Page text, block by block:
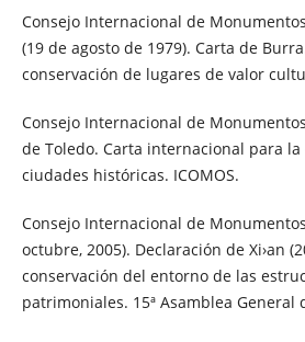
Consejo Internacional de
(19 de agosto de 1979). Carta de
conservación de lugares de valor
Consejo Internacional de
de Toledo. Carta internacional para
ciudades históricas. ICOMOS.
Consejo Internacional de
octubre, 2005). Declaración de Xi›an
conservación del entorno de las
patrimoniales. 15ª Asamblea General